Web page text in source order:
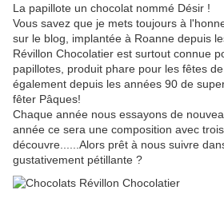
La papillote un chocolat nommé Désir !
Vous savez que je mets toujours à
sur le blog, implantée à Roanne depuis
Révillon Chocolatier est surtout connue
papillotes, produit phare pour les fêtes
également depuis les années 90 de
fêter Pâques!
Chaque année nous essayons de
année ce sera une composition avec
découvre......Alors prêt à nous suivre
gustativement pétillante ?